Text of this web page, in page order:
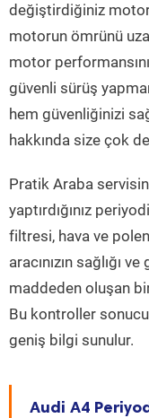
değiştirdiğiniz motor
motorun ömrünü
motor
güvenli sürüş
hem güvenliğinizi
hakkında size çok
Pratik Araba
yaptırdığınız
filtresi, hava ve
aracınızın sağlığı
maddeden oluşan
Bu kontroller sonucu
geniş bilgi sunulur.
Audi A4